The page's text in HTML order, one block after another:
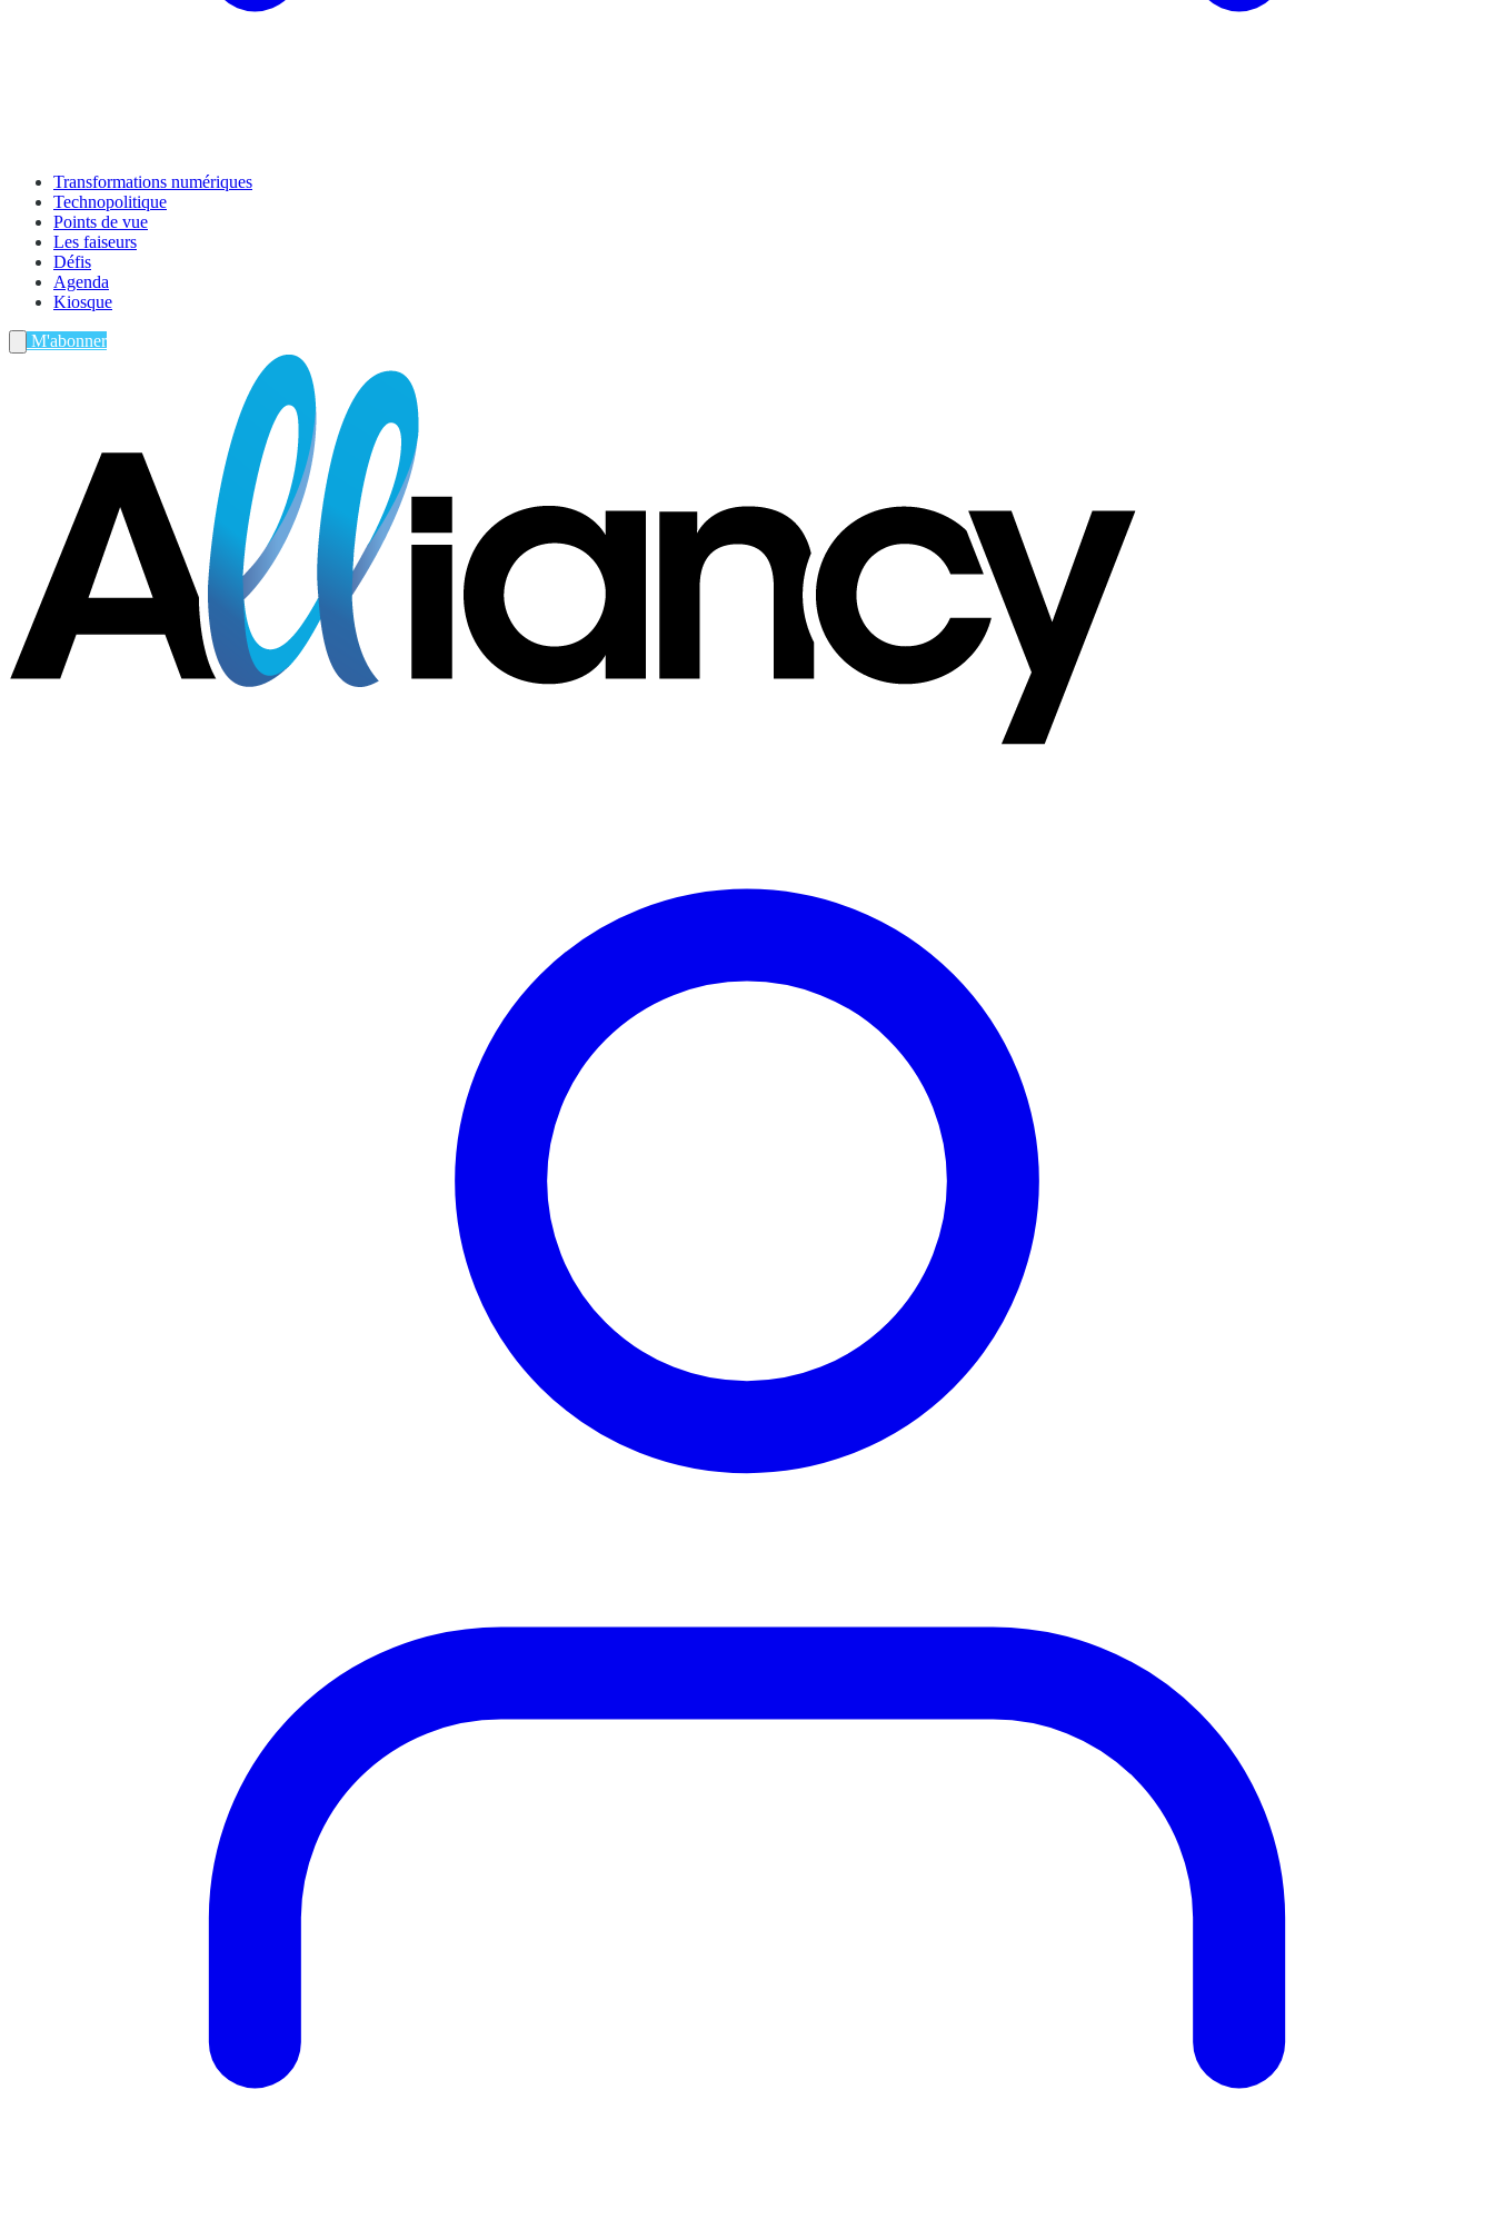
Transformations numériques
Technopolitique
Points de vue
Les faiseurs
Défis
Agenda
Kiosque
M'abonner